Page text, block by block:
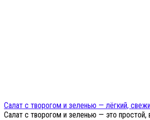
Салат с творогом и зеленью — лёгкий,
Салат с творогом и зеленью — это простой,